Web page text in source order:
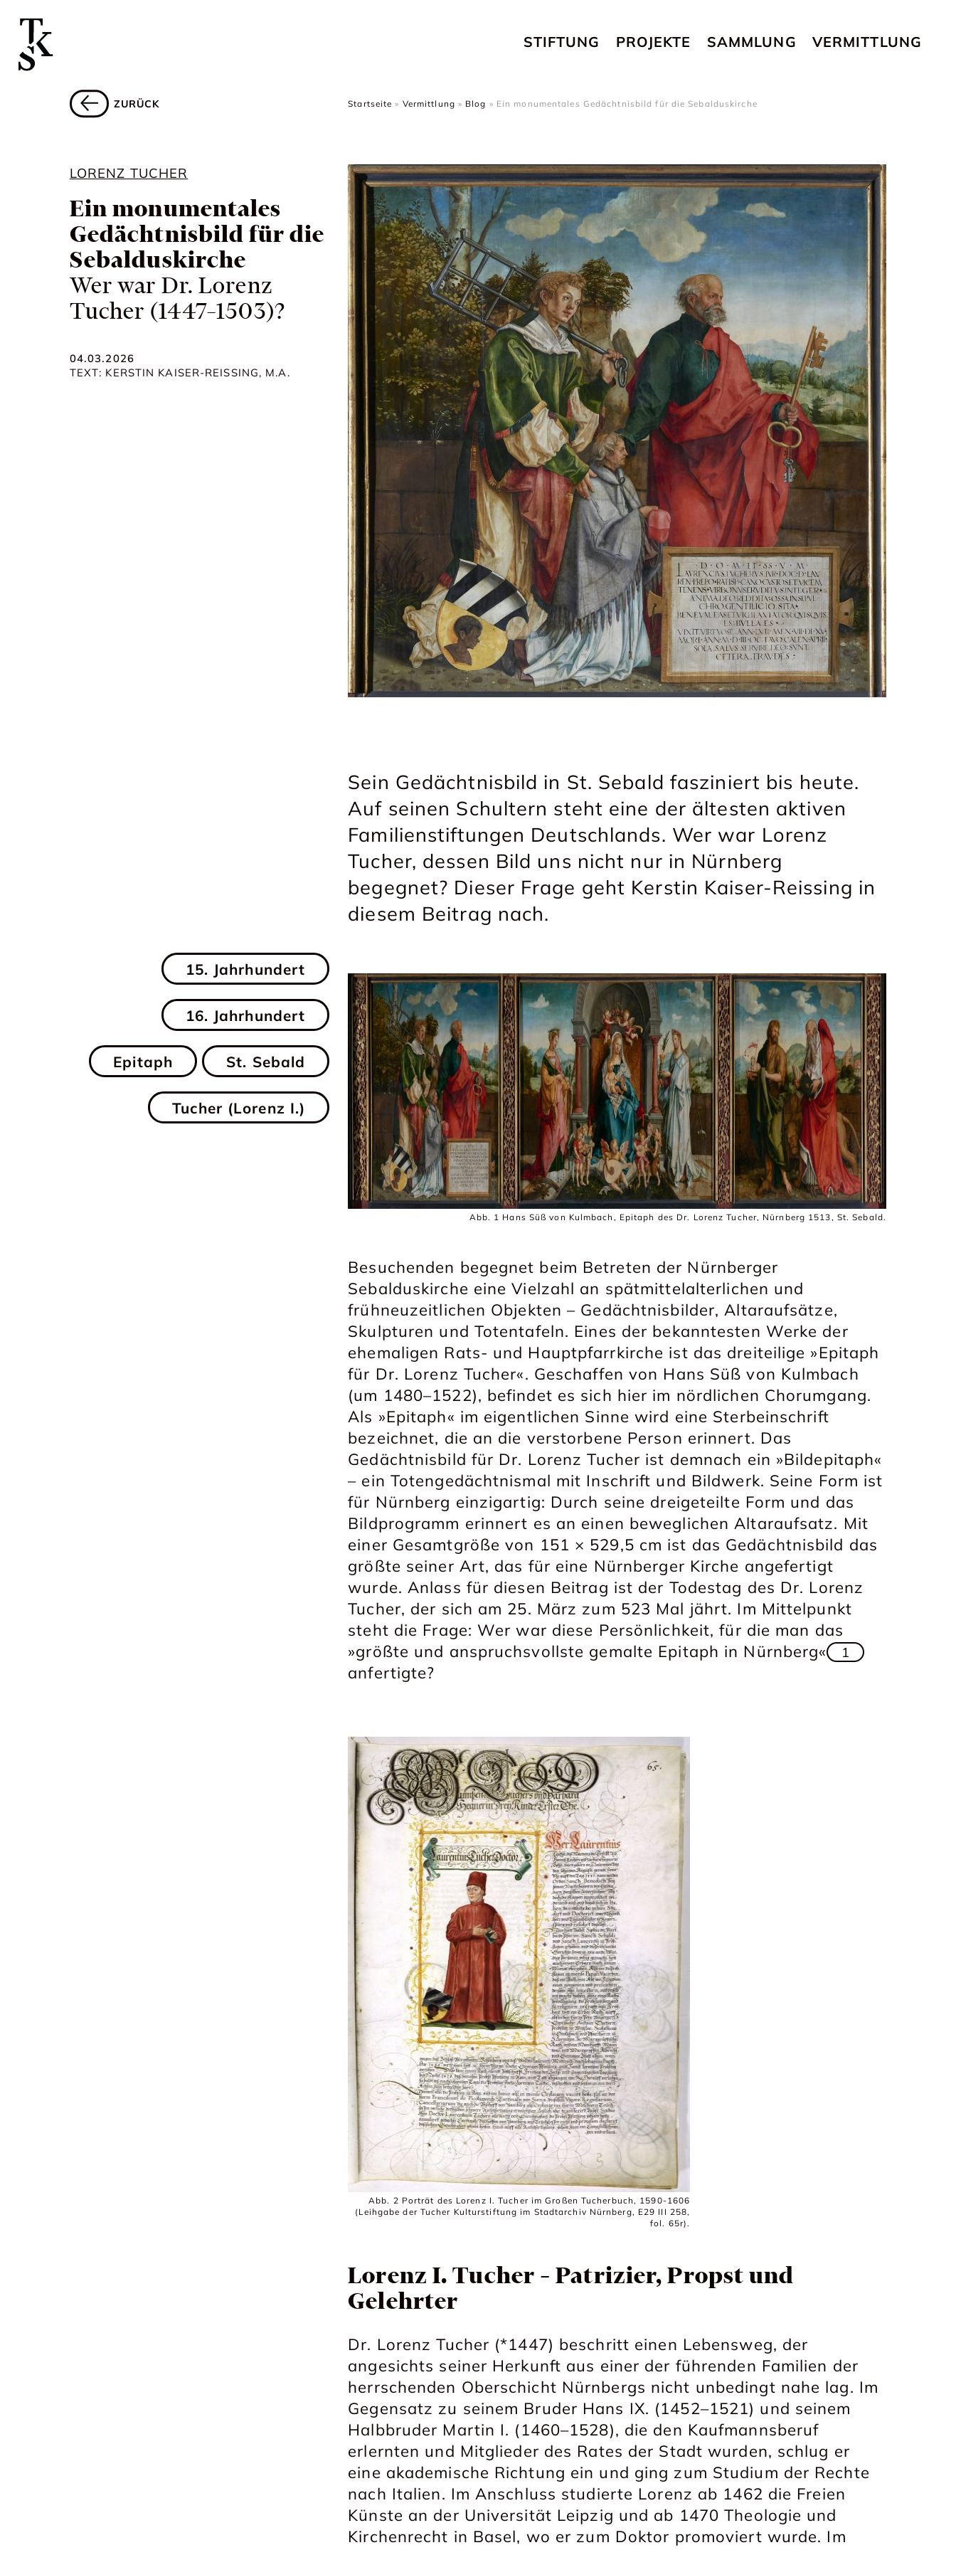
STIFTUNG PROJEKTE SAMMLUNG VERMITTLUNG
ZURÜCK Startseite » Vermittlung » Blog » Ein monumentales Gedächtnisbild für die Sebalduskirche
LORENZ TUCHER
Ein monumentales
Gedächtnisbild für die
Sebalduskirche
Wer war Dr. Lorenz
Tucher (1447–1503)?
04.03.2026
TEXT: KERSTIN KAISER-REISSING, M.A.
Sein Gedächtnisbild in St. Sebald fasziniert bis heute.
Auf seinen Schultern steht eine der ältesten aktiven
Familienstiftungen Deutschlands. Wer war Lorenz
Tucher, dessen Bild uns nicht nur in Nürnberg
begegnet? Dieser Frage geht Kerstin Kaiser-Reissing in
diesem Beitrag nach.
15. Jahrhundert
16. Jahrhundert
Epitaph St. Sebald
Tucher (Lorenz I.)
Abb. 1 Hans Süß von Kulmbach, Epitaph des Dr. Lorenz Tucher, Nürnberg 1513, St. Sebald.
Besuchenden begegnet beim Betreten der Nürnberger
Sebalduskirche eine Vielzahl an spätmittelalterlichen und
frühneuzeitlichen Objekten – Gedächtnisbilder, Altaraufsätze,
Skulpturen und Totentafeln. Eines der bekanntesten Werke der
ehemaligen Rats- und Hauptpfarrkirche ist das dreiteilige »Epitaph
für Dr. Lorenz Tucher«. Geschaffen von Hans Süß von Kulmbach
(um 1480–1522), befindet es sich hier im nördlichen Chorumgang.
Als »Epitaph« im eigentlichen Sinne wird eine Sterbeinschrift
bezeichnet, die an die verstorbene Person erinnert. Das
Gedächtnisbild für Dr. Lorenz Tucher ist demnach ein »Bildepitaph«
– ein Totengedächtnismal mit Inschrift und Bildwerk. Seine Form ist
für Nürnberg einzigartig: Durch seine dreigeteilte Form und das
Bildprogramm erinnert es an einen beweglichen Altaraufsatz. Mit
einer Gesamtgröße von 151 × 529,5 cm ist das Gedächtnisbild das
größte seiner Art, das für eine Nürnberger Kirche angefertigt
wurde. Anlass für diesen Beitrag ist der Todestag des Dr. Lorenz
Tucher, der sich am 25. März zum 523 Mal jährt. Im Mittelpunkt
steht die Frage: Wer war diese Persönlichkeit, für die man das
»größte und anspruchsvollste gemalte Epitaph in Nürnberg«
1
anfertigte?
Abb. 2 Porträt des Lorenz I. Tucher im Großen Tucherbuch, 1590-1606
(Leihgabe der Tucher Kulturstiftung im Stadtarchiv Nürnberg, E29 III 258,
fol. 65r).
Lorenz I. Tucher – Patrizier, Propst und
Gelehrter
Dr. Lorenz Tucher (*1447) beschritt einen Lebensweg, der
angesichts seiner Herkunft aus einer der führenden Familien der
herrschenden Oberschicht Nürnbergs nicht unbedingt nahe lag. Im
Gegensatz zu seinem Bruder Hans IX. (1452–1521) und seinem
Halbbruder Martin I. (1460–1528), die den Kaufmannsberuf
erlernten und Mitglieder des Rates der Stadt wurden, schlug er
eine akademische Richtung ein und ging zum Studium der Rechte
nach Italien. Im Anschluss studierte Lorenz ab 1462 die Freien
Künste an der Universität Leipzig und ab 1470 Theologie und
Kirchenrecht in Basel, wo er zum Doktor promoviert wurde. Im